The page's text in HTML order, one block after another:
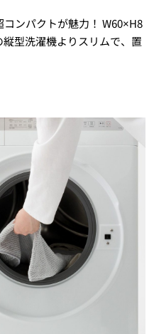
ンパクトが魅力！ W60×H8
型洗濯機よりスリムで、置